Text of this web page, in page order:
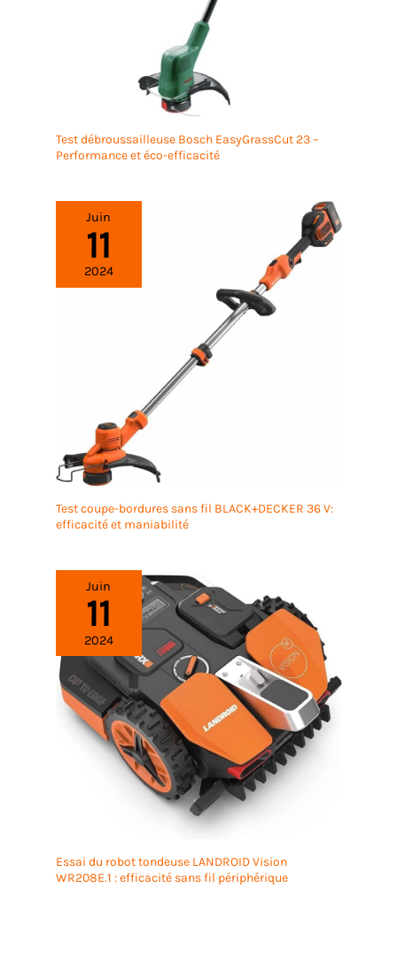
Test débroussailleuse Bosch EasyGrassCut 23 –
Performance et éco-efficacité
Juin
11
2024
Test coupe-bordures sans fil BLACK+DECKER 36 V:
efficacité et maniabilité
Juin
11
2024
Essai du robot tondeuse LANDROID Vision
WR208E.1 : efficacité sans fil périphérique